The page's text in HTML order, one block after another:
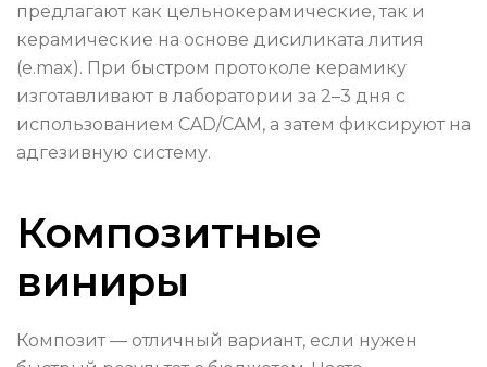
предлагают как цельнокерамические, так и
керамические на основе дисиликата лития
(e.max). При быстром протоколе керамику
изготавливают в лаборатории за 2–3 дня с
использованием CAD/CAM, а затем фиксируют на
адгезивную систему.
Композитные
виниры
Композит — отличный вариант, если нужен